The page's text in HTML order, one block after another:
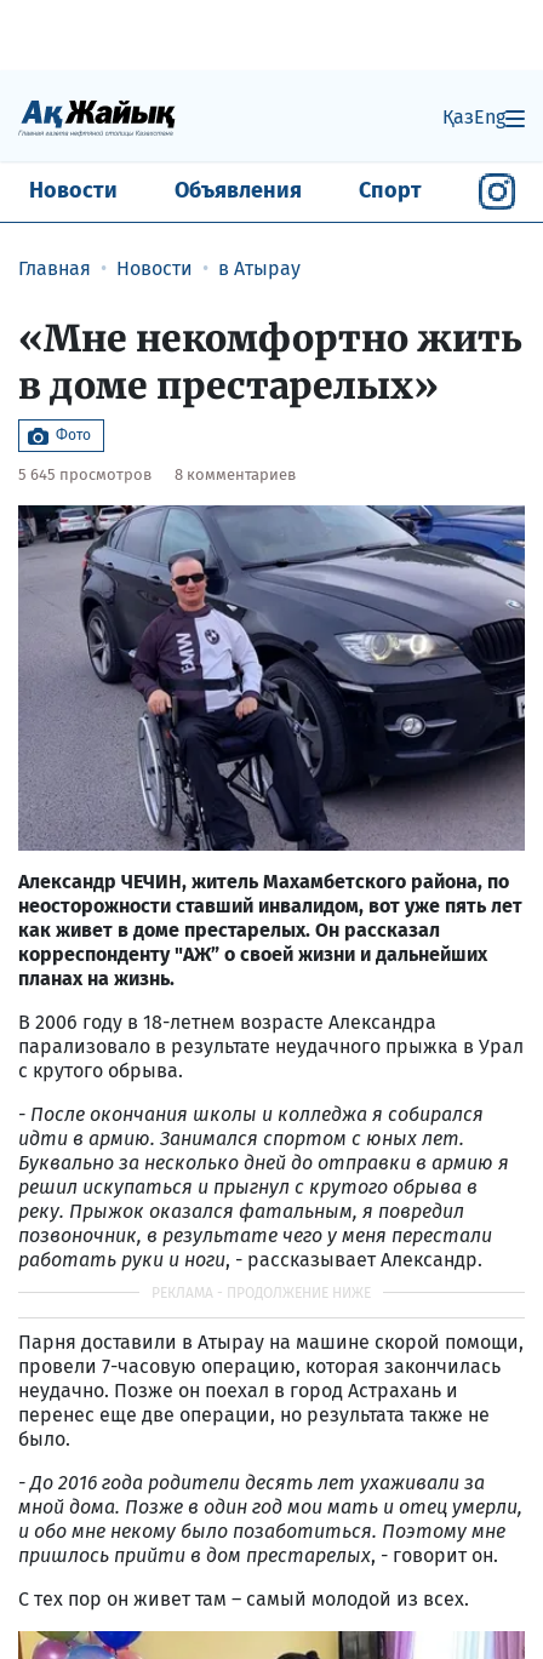
ҚазEng
Новости Объявления Спорт
Главная Новости в Атырау
«Мне некомфортно жить
в доме престарелых»
Фото
5 645 просмотров 8 комментариев
Александр ЧЕЧИН, житель Махамбетского района, по
неосторожности ставший инвалидом, вот уже пять лет
как живет в доме престарелых. Он рассказал
корреспонденту "АЖ” о своей жизни и дальнейших
планах на жизнь.
В 2006 году в 18-летнем возрасте Александра
парализовало в результате неудачного прыжка в Урал
с крутого обрыва.
- После окончания школы и колледжа я собирался
идти в армию. Занимался спортом с юных лет.
Буквально за несколько дней до отправки в армию я
решил искупаться и прыгнул с крутого обрыва в
реку. Прыжок оказался фатальным, я повредил
позвоночник, в результате чего у меня перестали
работать руки и ноги, - рассказывает Александр.
Парня доставили в Атырау на машине скорой помощи,
провели 7-часовую операцию, которая закончилась
неудачно. Позже он поехал в город Астрахань и
перенес еще две операции, но результата также не
было.
- До 2016 года родители десять лет ухаживали за
мной дома. Позже в один год мои мать и отец умерли,
и обо мне некому было позаботиться. Поэтому мне
пришлось прийти в дом престарелых, - говорит он.
С тех пор он живет там – самый молодой из всех.